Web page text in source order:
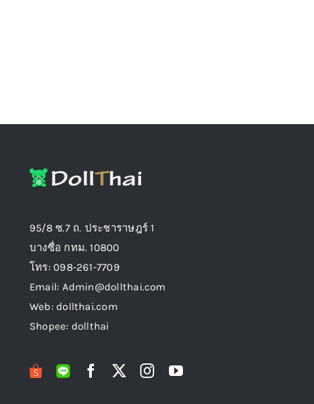
95/8 ซ.7 ถ. ประชาราษฎร์ 1
บางซื่อ กทม. 10800
โทร: 098-261-7709
Email: Admin@dollthai.com
Web: dollthai.com
Shopee: dollthai